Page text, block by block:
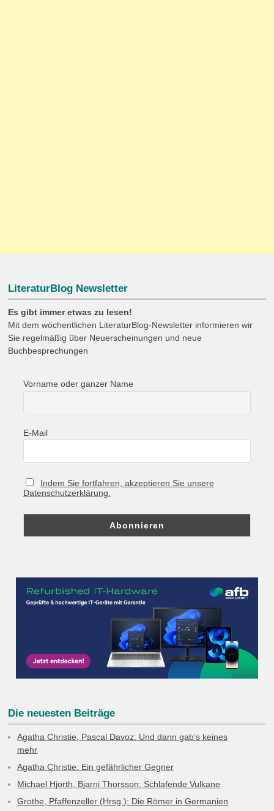
LiteraturBlog Newsletter
Es gibt immer etwas zu lesen!
Mit dem wöchentlichen LiteraturBlog-Newsletter informieren wir
Sie regelmäßig über Neuerscheinungen und neue
Buchbesprechungen
Vorname oder ganzer Name
E-Mail
Indem Sie fortfahren, akzeptieren Sie unsere
Datenschutzerklärung.
Die neuesten Beiträge
Agatha Christie, Pascal Davoz: Und dann gab’s keines
mehr
Agatha Christie: Ein gefährlicher Gegner
Michael Hjorth, Bjarni Thorsson: Schlafende Vulkane
Grothe, Pfaffenzeller (Hrsg.): Die Römer in Germanien